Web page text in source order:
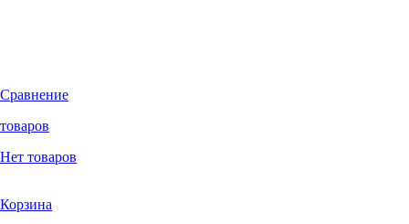
Сравнение
товаров
Нет товаров
Корзина